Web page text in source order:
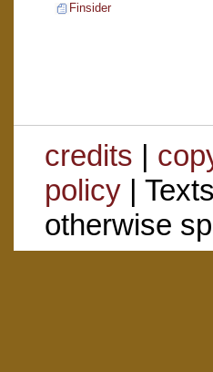
Finsider
credits |
policy|
otherwise